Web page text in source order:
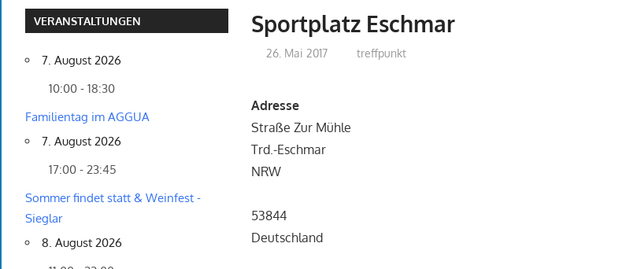
Sportplatz Eschmar
26. Mai 2017 treffpunkt
Adresse
Straße Zur Mühle
Trd.-Eschmar
NRW
53844
Deutschland
VERANSTALTUNGEN
7. August 2026
10:00 - 18:30
Familientag im AGGUA
7. August 2026
17:00 - 23:45
Sommer findet statt & Weinfest -
Sieglar
8. August 2026